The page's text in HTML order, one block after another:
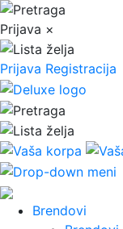
Prijava ×
Prijava Registracija
Brendovi